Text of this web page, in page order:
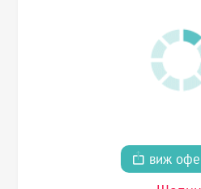
виж